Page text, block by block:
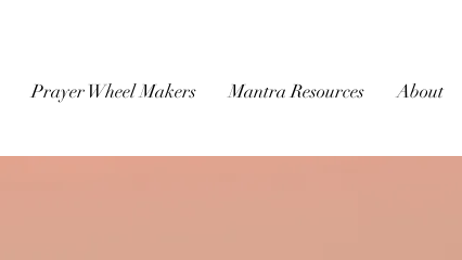
Prayer Wheel Makers Mantra Resources About